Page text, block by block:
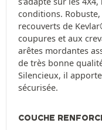
conditions.
recouverts de
coupures et aux
arêtes mordantes
de très bonne
Silencieux, il
sécurisée.
COUCHE